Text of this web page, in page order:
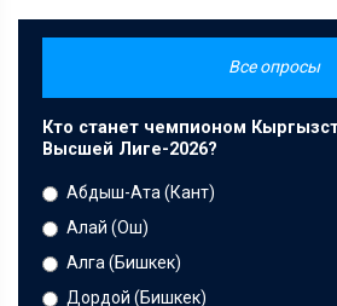
Все опросы
Кто станет чемпионом
Высшей Лиге-2026?
Абдыш-Ата (Кант)
Алай (Ош)
Алга (Бишкек)
Дордой (Бишкек)